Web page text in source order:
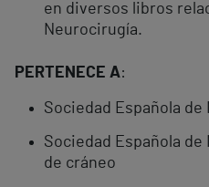
en diversos libros
Neurocirugía.
PERTENECE A:
Sociedad Española
Sociedad Española
de cráneo